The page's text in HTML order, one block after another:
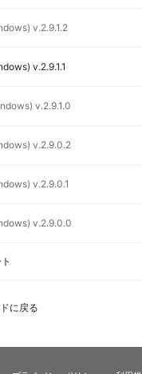
v.2.9.1.2
v.2.9.1.1
v.2.9.1.0
v.2.9.0.2
v.2.9.0.1
v.2.9.0.0
に戻る